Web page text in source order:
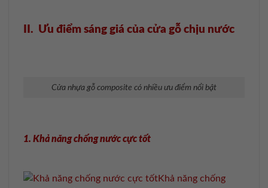
II. Ưu điểm sáng giá của cửa gỗ chịu nước
Cửa nhựa gỗ composite có nhiều ưu điểm nổi bật
1. Khả năng chống nước cực tốt
Khả năng chống